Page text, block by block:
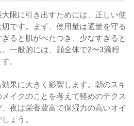
限に引き出すためには、正しい使
です。まず、使用量は適量を守る
ると肌がべたつき、少なすぎると
一般的には、顔全体で2〜3滴程
。
果に大きく影響します。朝のスキ
イクのことを考えて軽めのテクス
夜は栄養豊富で保湿力の高いオイ
ょう。